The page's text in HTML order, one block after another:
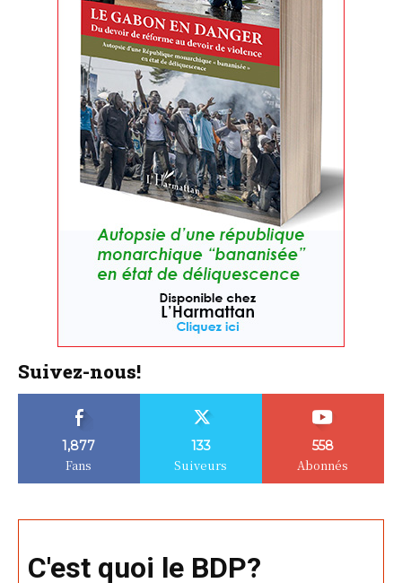
Suivez-nous!
1,877
Fans
133
Suiveurs
558
Abonnés
C'est quoi le BDP?